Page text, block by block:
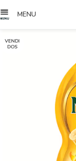
MENU
VENDI
DOS